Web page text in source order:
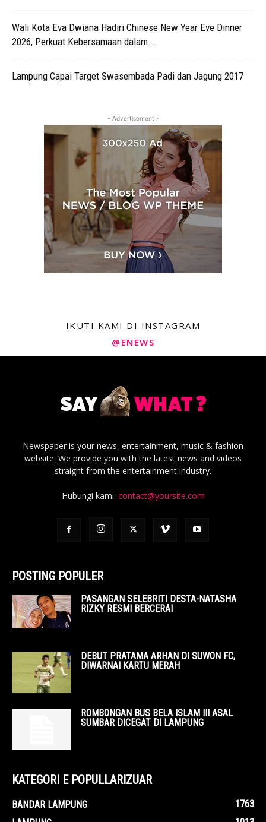
Wali Kota Eva Dwiana Hadiri Chinese New Year Eve Dinner
2026, Perkuat Kebersamaan dalam...
Lampung Capai Target Swasembada Padi dan Jagung 2017
- Advertisement -
IKUTI KAMI DI INSTAGRAM
@ENEWS
Newspaper is your news, entertainment, music & fashion
website. We provide you with the latest news and videos
straight from the entertainment industry.
Hubungi kami: contact@yoursite.com
POSTING POPULER
PASANGAN SELEBRITI DESTA-NATASHA
RIZKY RESMI BERCERAI
DEBUT PRATAMA ARHAN DI SUWON FC,
DIWARNAI KARTU MERAH
ROMBONGAN BUS BELA ISLAM III ASAL
SUMBAR DICEGAT DI LAMPUNG
KATEGORI E POPULLARIZUAR
BANDAR LAMPUNG
1763